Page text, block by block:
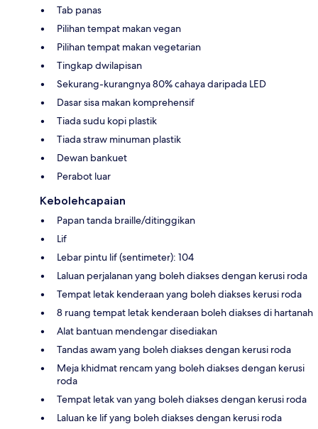
Tab panas
Pilihan tempat makan vegan
Pilihan tempat makan vegetarian
Tingkap dwilapisan
Sekurang-kurangnya 80% cahaya daripada LED
Dasar sisa makan komprehensif
Tiada sudu kopi plastik
Tiada straw minuman plastik
Dewan bankuet
Perabot luar
Kebolehcapaian
Papan tanda braille/ditinggikan
Lif
Lebar pintu lif (sentimeter): 104
Laluan perjalanan yang boleh diakses dengan kerusi roda
Tempat letak kenderaan yang boleh diakses kerusi roda
8 ruang tempat letak kenderaan boleh diakses di hartanah
Alat bantuan mendengar disediakan
Tandas awam yang boleh diakses dengan kerusi roda
Meja khidmat rencam yang boleh diakses dengan kerusi
roda
Tempat letak van yang boleh diakses dengan kerusi roda
Laluan ke lif yang boleh diakses dengan kerusi roda